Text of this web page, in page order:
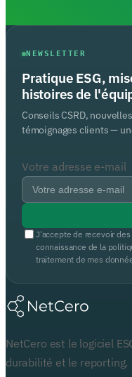
NEWSLETTER
Pratique ESG,
histoires de
Conseils CSRD,
témoignages clients —
Votre adresse e-mail
J'accepte de recevoir
connaissance de la
traitement de mes
NetCero est le logiciel
durabilité et le reporting.